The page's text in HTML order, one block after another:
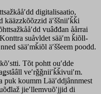
digitalisaatio,
kääzzkõõzzid äʹššniiʹǩǩi
vuâđđan åårrai
suåvldet sääʹm ǩiõll-
sääʹmǩiõl äʹššeem poodd.
Tõt pohtt ouʹdde
veʹrǧǧniiʹǩǩivuiʹm.
puk koumm Lääʹddjânnmest
jieʹllemvuõʹjjid di